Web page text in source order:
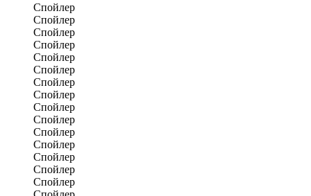
Спойлер
Спойлер
Спойлер
Спойлер
Спойлер
Спойлер
Спойлер
Спойлер
Спойлер
Спойлер
Спойлер
Спойлер
Спойлер
Спойлер
Спойлер